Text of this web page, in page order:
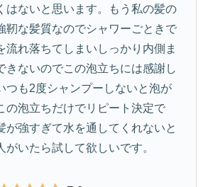
はないと思います。もう私の髪の
靭な髪質なのでシャワーごときで
流れ落ちてしまいしっかり内側ま
きないのでこの泡立ちには感謝し
つも2度シャンプーしないと泡が
の泡立ちだけでリピート決定で
が強すぎて水を通してくれないと
がいたら試して欲しいです。